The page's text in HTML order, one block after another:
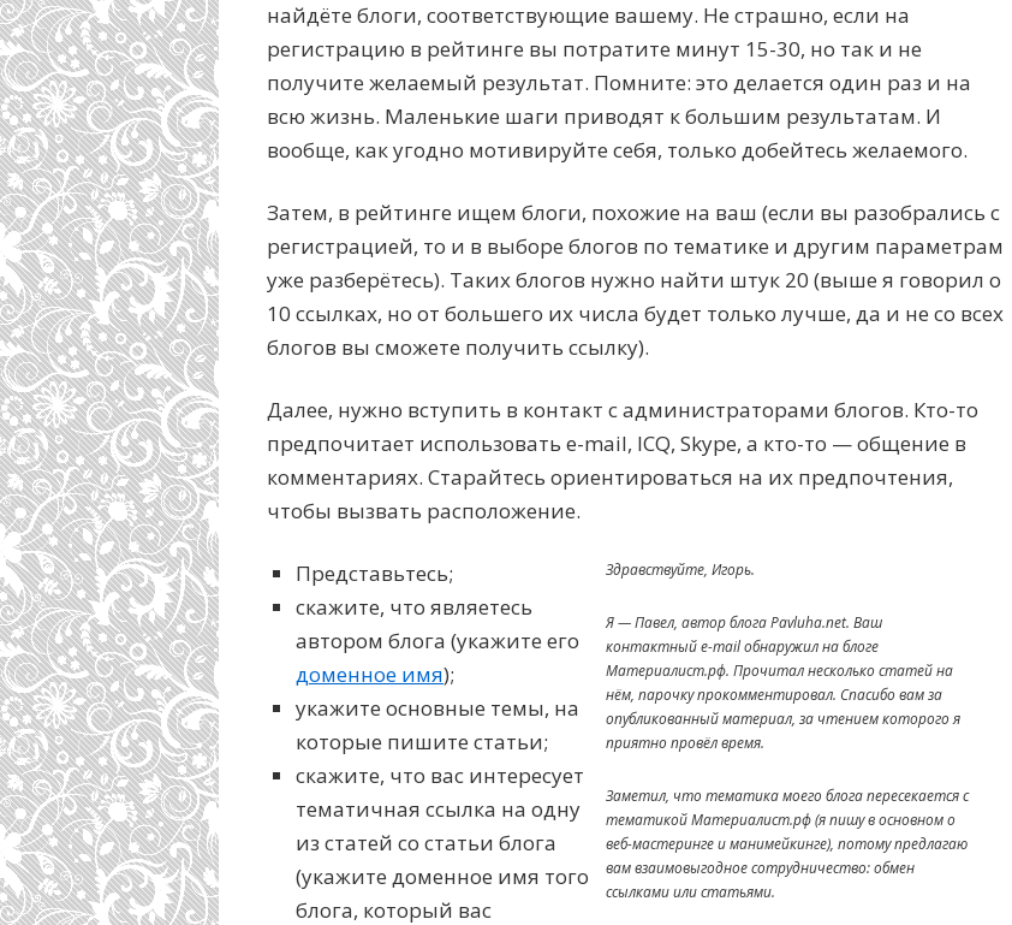
найдёте блоги, соответствующие вашему. Не страшно, если на
регистрацию в рейтинге вы потратите минут 15-30, но так и не
получите желаемый результат. Помните: это делается один раз и на
всю жизнь. Маленькие шаги приводят к большим результатам. И
вообще, как угодно мотивируйте себя, только добейтесь желаемого.
Затем, в рейтинге ищем блоги, похожие на ваш (если вы разобрались с
регистрацией, то и в выборе блогов по тематике и другим параметрам
уже разберётесь). Таких блогов нужно найти штук 20 (выше я говорил о
10 ссылках, но от большего их числа будет только лучше, да и не со всех
блогов вы сможете получить ссылку).
Далее, нужно вступить в контакт с администраторами блогов. Кто-то
предпочитает использовать e-mail, ICQ, Skype, а кто-то — общение в
комментариях. Старайтесь ориентироваться на их предпочтения,
чтобы вызвать расположение.
Представьтесь;
скажите, что являетесь
автором блога (укажите его
доменное имя);
укажите основные темы, на
которые пишите статьи;
скажите, что вас интересует
тематичная ссылка на одну
из статей со статьи блога
(укажите доменное имя того
блога, который вас
Здравствуйте, Игорь.
Я — Павел, автор блога Pavluha.net. Ваш
контактный e-mail обнаружил на блоге
Материалист.рф. Прочитал несколько статей на
нём, парочку прокомментировал. Спасибо вам за
опубликованный материал, за чтением которого я
приятно провёл время.
Заметил, что тематика моего блога пересекается с
тематикой Материалист.рф (я пишу в основном о
веб-мастеринге и манимейкинге), потому предлагаю
вам взаимовыгодное сотрудничество: обмен
ссылками или статьями.